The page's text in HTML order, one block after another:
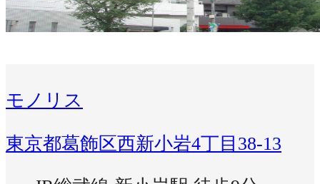
モノリス
東京都葛飾区西新小岩4丁目38-13